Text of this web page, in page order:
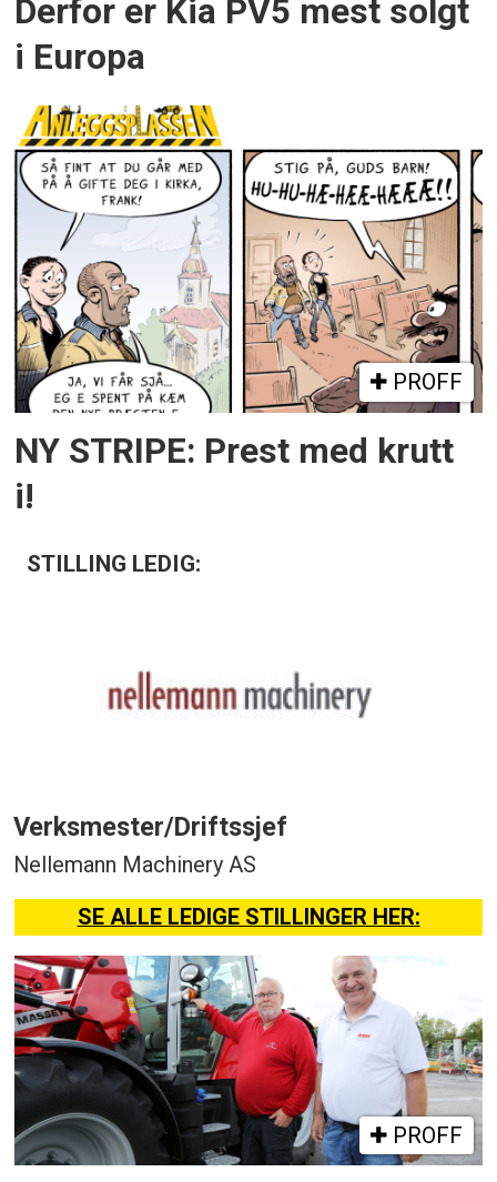
Derfor er Kia PV5 mest solgt
i Europa
PROFF
NY STRIPE: Prest med krutt
i!
STILLING LEDIG:
Verksmester/Driftssjef
Nellemann Machinery AS
SE ALLE LEDIGE STILLINGER HER:
PROFF